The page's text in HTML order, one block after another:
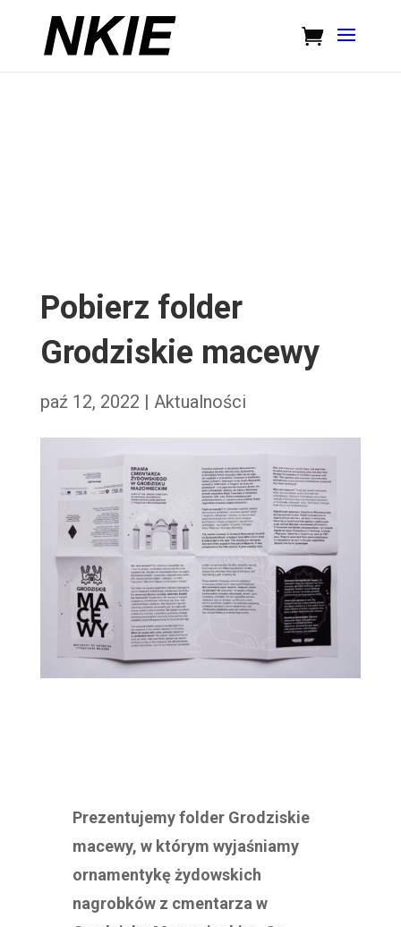
Pobierz folder
Grodziskie macewy
paź 12, 2022 | Aktualności
Prezentujemy folder Grodziskie
macewy, w którym wyjaśniamy
ornamentykę żydowskich
nagrobków z cmentarza w